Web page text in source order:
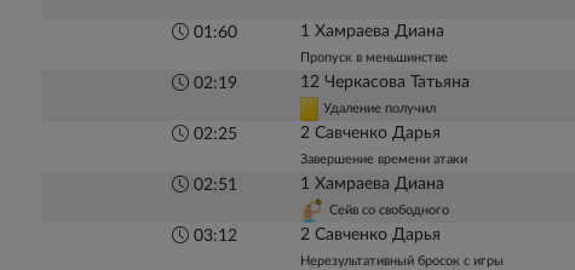
01:60 1 Хамраева Диана
Пропуск в меньшинстве
02:19 12 Черкасова Татьяна
Удаление получил
02:25 2 Савченко Дарья
Завершение времени атаки
02:51 1 Хамраева Диана
Сейв со свободного
03:12 2 Савченко Дарья
Нерезультативный бросок с игры